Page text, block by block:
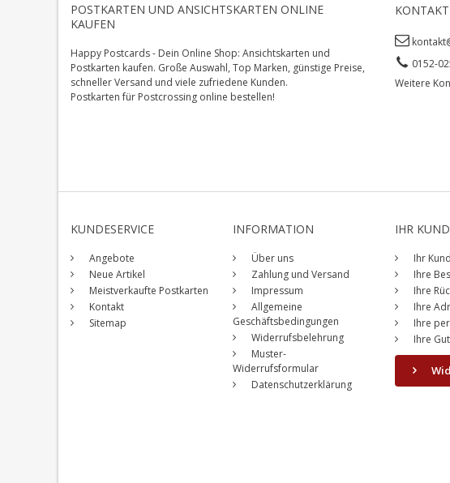
POSTKARTEN UND ANSICHTSKARTEN ONLINE
KAUFEN
Happy Postcards - Dein Online Shop: Ansichtskarten und
Postkarten kaufen. Große Auswahl, Top Marken, günstige Preise,
schneller Versand und viele zufriedene Kunden.
Postkarten für Postcrossing online bestellen!
0152-
Weitere
KUNDESERVICE
Angebote
Neue Artikel
Meistverkaufte Postkarten
Kontakt
Sitemap
INFORMATION
Über uns
Zahlung und Versand
Impressum
Allgemeine
Geschäftsbedingungen
Widerrufsbelehrung
Muster-
Widerrufsformular
Datenschutzerklärung
IHR
Ihr
Ihre
Ihre
Ihre
Ihre
Ihre